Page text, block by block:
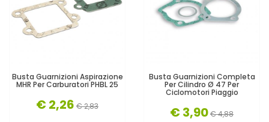
Busta Guarnizioni Aspirazione
MHR Per Carburatori PHBL 25
€ 2,26 € 2,83
Busta Guarnizioni Completa
Per Cilindro Ø 47 Per
Ciclomotori Piaggio
€ 3,90€ 4,88